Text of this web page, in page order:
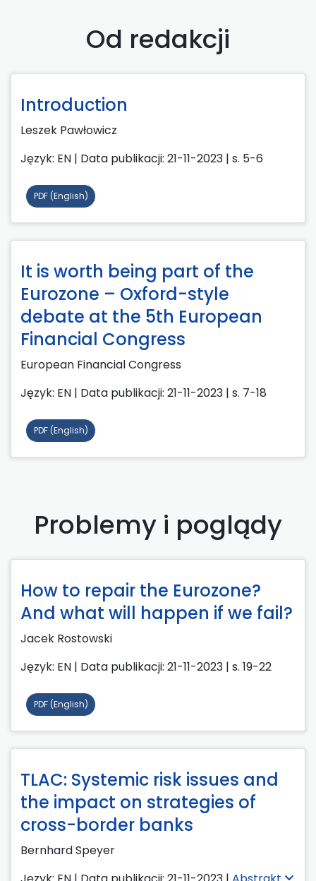
Od redakcji
Introduction
Leszek Pawłowicz
Język: EN | Data publikacji: 21-11-2023 | s. 5-6
PDF (English)
It is worth being part of the
Eurozone – Oxford-style
debate at the 5th European
Financial Congress
European Financial Congress
Język: EN | Data publikacji: 21-11-2023 | s. 7-18
PDF (English)
Problemy i poglądy
How to repair the Eurozone?
And what will happen if we fail?
Jacek Rostowski
Język: EN | Data publikacji: 21-11-2023 | s. 19-22
PDF (English)
TLAC: Systemic risk issues and
the impact on strategies of
cross-border banks
Bernhard Speyer